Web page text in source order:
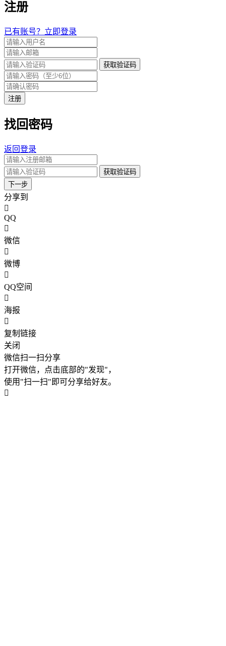
注册
已有账号？立即登录
获取验证码
注册
找回密码
返回登录
获取验证码
下一步
分享到
QQ
微信
微博
QQ空间
海报
复制链接
关闭
微信扫一扫分享
打开微信，点击底部的"发现"，
使用"扫一扫"即可分享给好友。